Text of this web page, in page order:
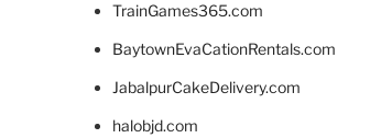
TrainGames365.com
BaytownEvaCationRentals.com
JabalpurCakeDelivery.com
halobjd.com